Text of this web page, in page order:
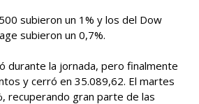
subieron un 1% y los del Dow
subieron un 0,7%.
durante la jornada, pero finalmente
y cerró en 35.089,62. El martes
recuperando gran parte de las